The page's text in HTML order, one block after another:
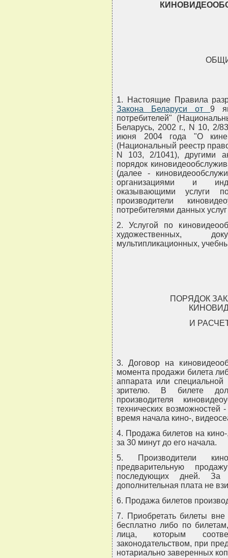
1. Настоящие Правила
Закона Беларуси от9
потребителей"
Беларусь, 2002 г., N 10, 2/
июня 2004 года "О
(Национальный реестр
N 103, 2/1041), другими
порядок
(далее -
организациями и
оказывающими услуги
производители
потребителями данных
2. Услугой по
художественных,
мультипликационных,
ПОРЯДОК
И
3. Договор на
момента продажи билета
аппарата или
зрителю. В билете
производителя
технических возможностей
время начала кино-,
4. Продажа билетов на
за 30 минут до его начала.
5. Производители
предварительную
последующих дней. За
дополнительная плата не
6. Продажа билетов
7. Приобретать билеты
бесплатно либо по
лица, которым
законодательством, при
нотариально заверенных